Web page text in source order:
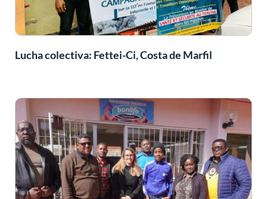
Lucha colectiva: Fettei-Ci, Costa de Marfil